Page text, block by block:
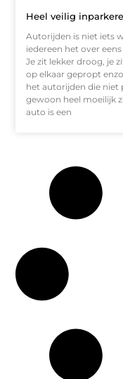
Heel veilig
Autorijden is niet iets
iedereen het over
Je zit lekker droog, je
op elkaar gepropt
het autorijden die niet
gewoon heel moeilijk
auto is een